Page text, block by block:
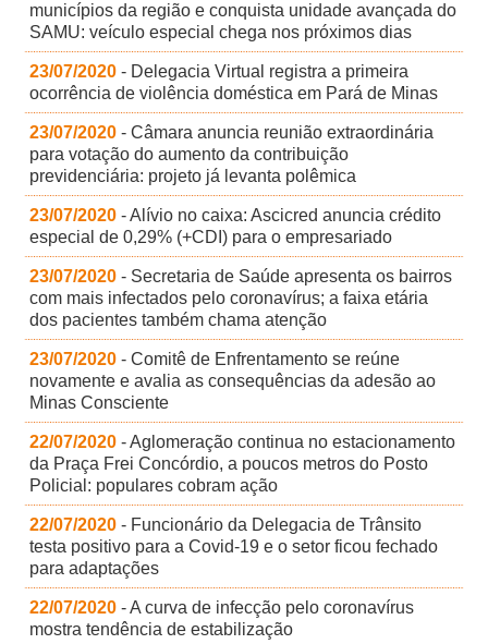
municípios da região e conquista unidade avançada do
SAMU: veículo especial chega nos próximos dias
23/07/2020 - Delegacia Virtual registra a primeira
ocorrência de violência doméstica em Pará de Minas
23/07/2020 - Câmara anuncia reunião extraordinária
para votação do aumento da contribuição
previdenciária: projeto já levanta polêmica
23/07/2020 - Alívio no caixa: Ascicred anuncia crédito
especial de 0,29% (+CDI) para o empresariado
23/07/2020 - Secretaria de Saúde apresenta os bairros
com mais infectados pelo coronavírus; a faixa etária
dos pacientes também chama atenção
23/07/2020 - Comitê de Enfrentamento se reúne
novamente e avalia as consequências da adesão ao
Minas Consciente
22/07/2020 - Aglomeração continua no estacionamento
da Praça Frei Concórdio, a poucos metros do Posto
Policial: populares cobram ação
22/07/2020 - Funcionário da Delegacia de Trânsito
testa positivo para a Covid-19 e o setor ficou fechado
para adaptações
22/07/2020 - A curva de infecção pelo coronavírus
mostra tendência de estabilização